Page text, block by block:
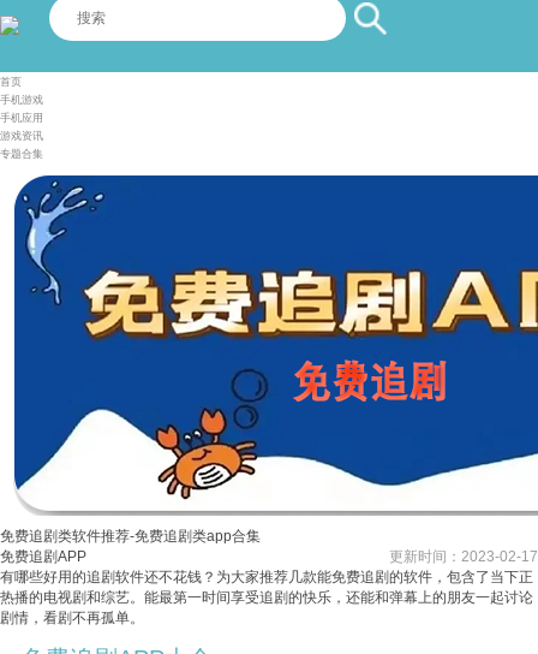
首页
手机游戏
手机应用
游戏资讯
专题合集
免费追剧类软件推荐-免费追剧类app合集
免费追剧APP
更新时间：2023-02-17
有哪些好用的追剧软件还不花钱？为大家推荐几款能免费追剧的软件，包含了当下正
热播的电视剧和综艺。能最第一时间享受追剧的快乐，还能和弹幕上的朋友一起讨论
剧情，看剧不再孤单。